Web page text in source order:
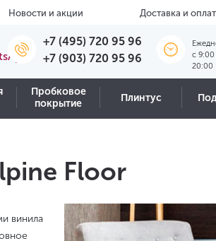
Новости и акции Доставка и
+7 (495) 720 95 96
+7 (903) 720 95 96
c 9:00
20:00
Пробковое
покрытие
Плинтус
Floor
винила